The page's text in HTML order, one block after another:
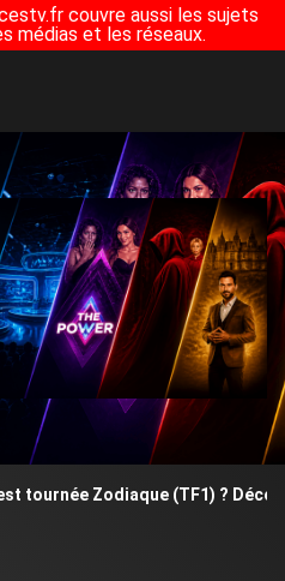
couvre aussi les sujets
médias et les réseaux.
Zodiaque (TF1) ? Découvrez le